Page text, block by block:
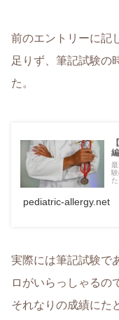
前のエントリーに記
足りず、筆記試験の
た。
た
pediatric-allergy.net
実際には筆記試験で
ロがいらっしゃるの
それなりの成績にた